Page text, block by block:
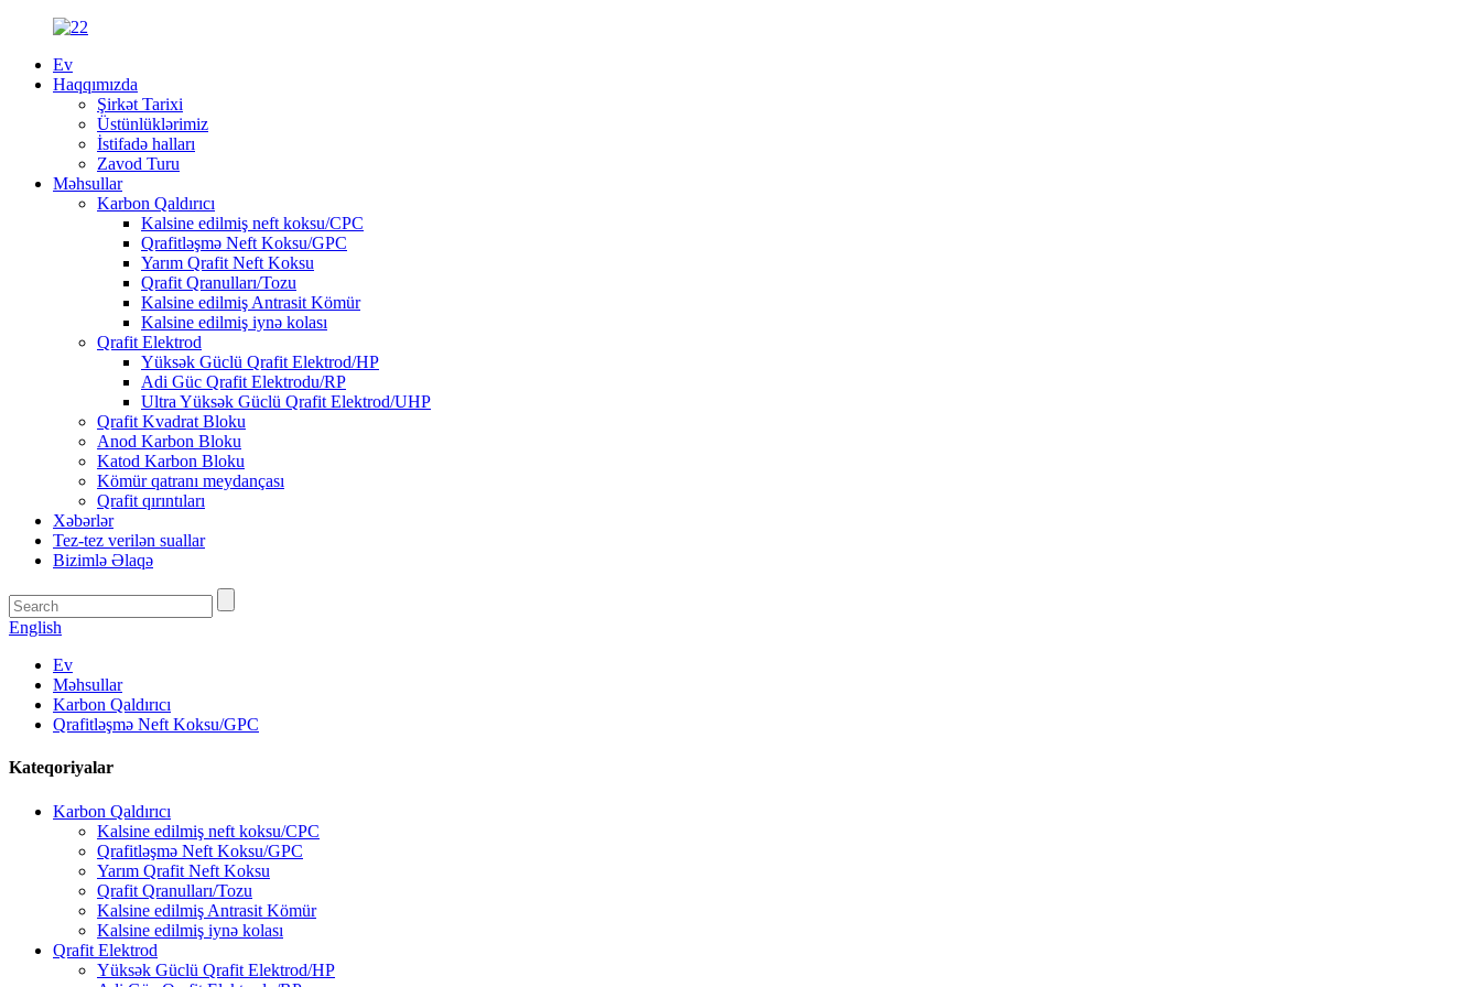
Ev
Haqqımızda
Şirkət Tarixi
Üstünlüklərimiz
İstifadə halları
Zavod Turu
Məhsullar
Karbon Qaldırıcı
Kalsine edilmiş neft koksu/CPC
Qrafitləşmə Neft Koksu/GPC
Yarım Qrafit Neft Koksu
Qrafit Qranulları/Tozu
Kalsine edilmiş Antrasit Kömür
Kalsine edilmiş iynə kolası
Qrafit Elektrod
Yüksək Güclü Qrafit Elektrod/HP
Adi Güc Qrafit Elektrodu/RP
Ultra Yüksək Güclü Qrafit Elektrod/UHP
Qrafit Kvadrat Bloku
Anod Karbon Bloku
Katod Karbon Bloku
Kömür qatranı meydançası
Qrafit qırıntıları
Xəbərlər
Tez-tez verilən suallar
Bizimlə Əlaqə
English
Ev
Məhsullar
Karbon Qaldırıcı
Qrafitləşmə Neft Koksu/GPC
Kateqoriyalar
Karbon Qaldırıcı
Kalsine edilmiş neft koksu/CPC
Qrafitləşmə Neft Koksu/GPC
Yarım Qrafit Neft Koksu
Qrafit Qranulları/Tozu
Kalsine edilmiş Antrasit Kömür
Kalsine edilmiş iynə kolası
Qrafit Elektrod
Yüksək Güclü Qrafit Elektrod/HP